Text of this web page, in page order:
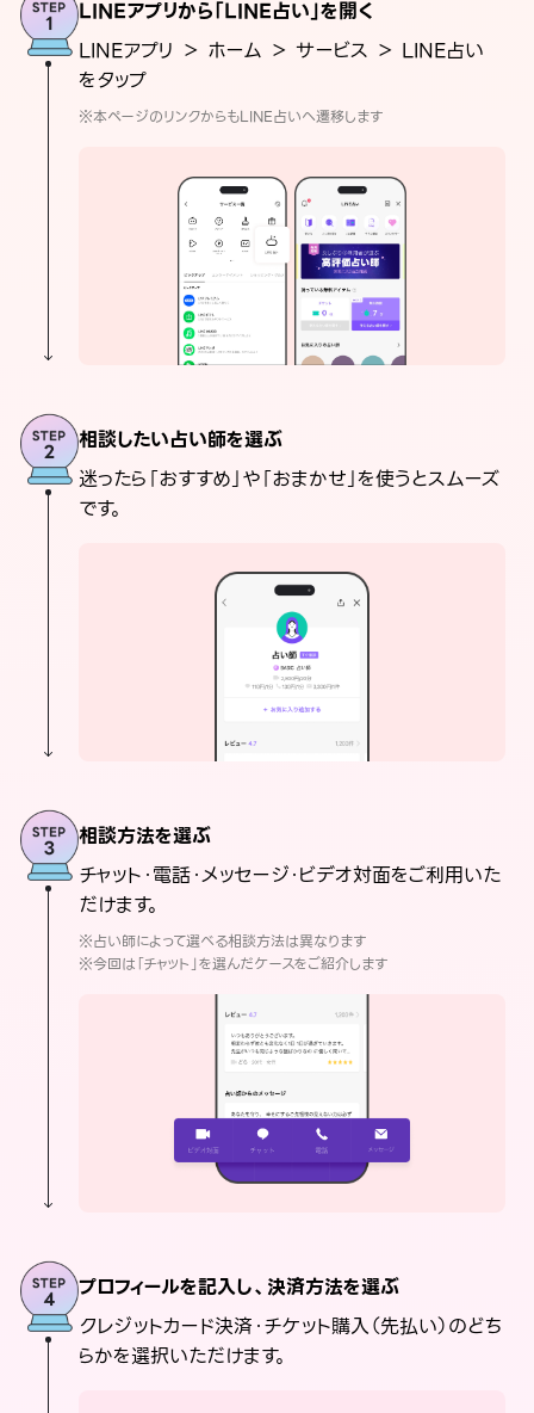
LINEアプリから「LINE占い」を開く
LINEアプリ ＞ ホーム ＞ サービス ＞ LINE占い
をタップ
※本ページのリンクからもLINE占いへ遷移します
相談したい占い師を選ぶ
迷ったら「おすすめ」や「おまかせ」を使うとスムーズ
です。
相談方法を選ぶ
チャット・電話・メッセージ・ビデオ対面をご利用いた
だけます。
※占い師によって選べる相談方法は異なります
※今回は「チャット」を選んだケースをご紹介します
プロフィールを記入し、決済方法を選ぶ
クレジットカード決済・チケット購入（先払い）のどち
らかを選択いただけます。